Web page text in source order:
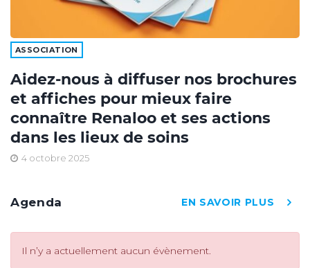
ASSOCIATION
Aidez-nous à diffuser nos brochures
et affiches pour mieux faire
connaître Renaloo et ses actions
dans les lieux de soins
4 octobre 2025
Agenda EN SAVOIR PLUS
Il n’y a actuellement aucun évènement.